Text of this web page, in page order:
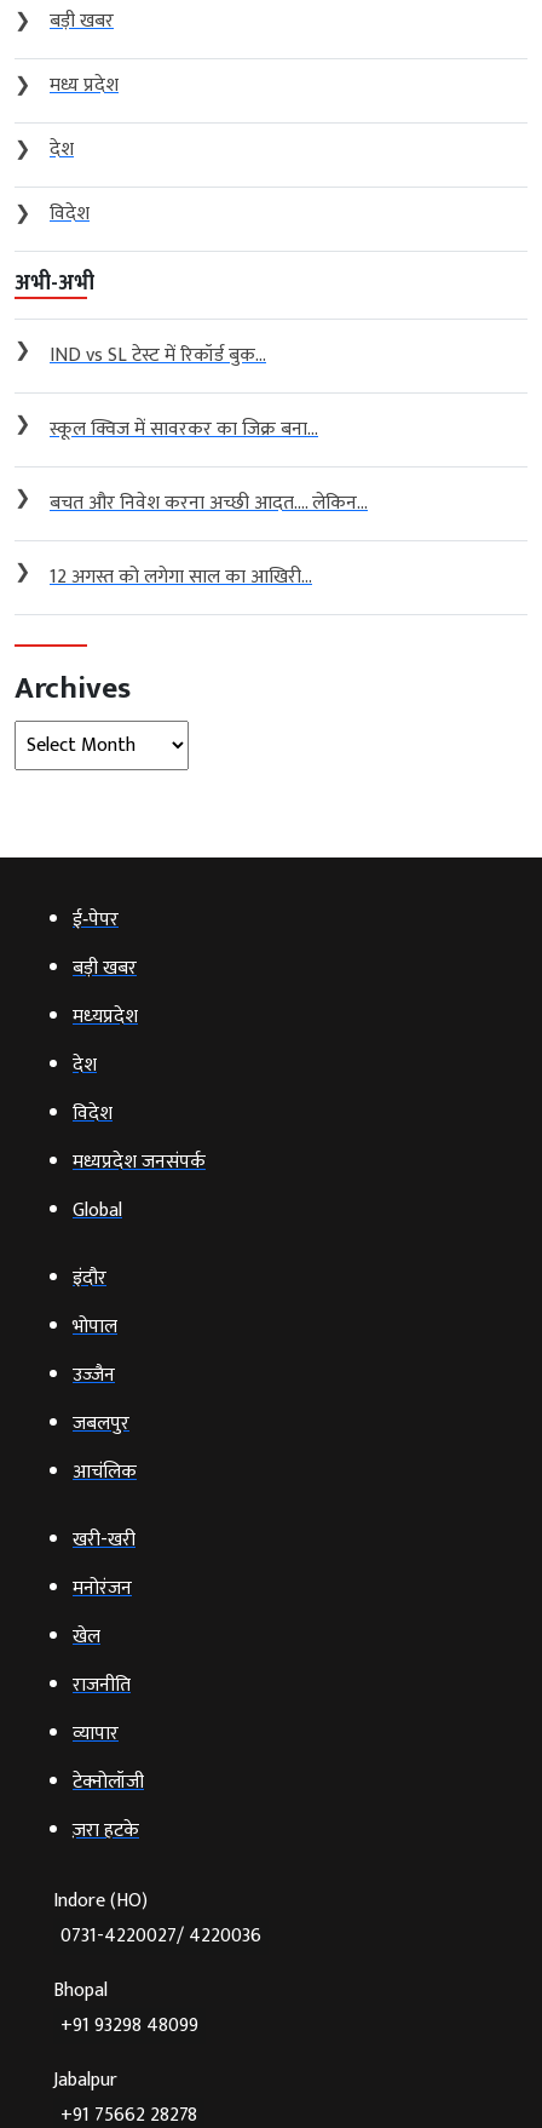
❯
बड़ी खबर
❯
मध्य प्रदेश
❯
देश
❯
विदेश
अभी-अभी
❯ IND vs SL टेस्ट में रिकॉर्ड बुक...
❯ स्कूल क्विज में सावरकर का जिक्र बना...
❯ बचत और निवेश करना अच्छी आदत…. लेकिन...
❯ 12 अगस्त को लगेगा साल का आखिरी...
Archives
Archives
ई‑पेपर
बड़ी खबर
मध्‍यप्रदेश
देश
विदेश
मध्यप्रदेश जनसंपर्क
Global
इंदौर
भोपाल
उज्‍जैन
जबलपुर
आचंलिक
खरी-खरी
मनोरंजन
खेल
राजनीति
व्‍यापार
टेक्‍नोलॉजी
ज़रा हटके
Indore (HO)
0731-4220027/ 4220036
Bhopal
+91 93298 48099
Jabalpur
+91 75662 28278